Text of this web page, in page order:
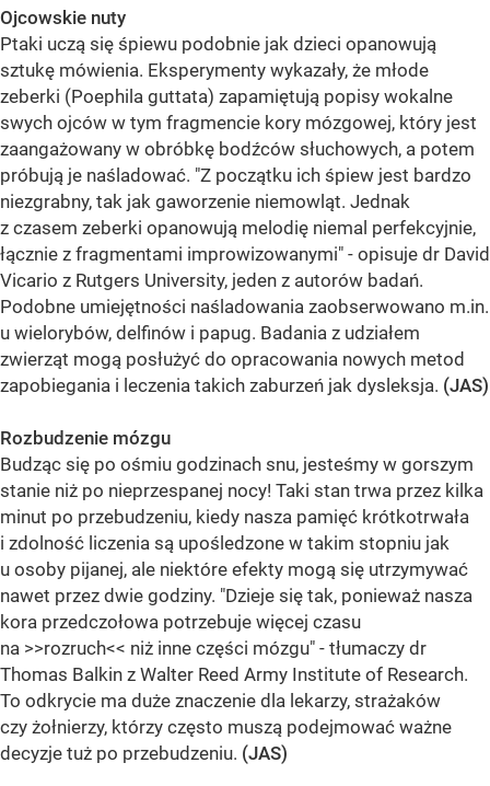
Ojcowskie nuty
Ptaki uczą się śpiewu podobnie jak dzieci opanowują
sztukę mówienia. Eksperymenty wykazały, że młode
zeberki (Poephila guttata) zapamiętują popisy wokalne
swych ojców w tym fragmencie kory mózgowej, który jest
zaangażowany w obróbkę bodźców słuchowych, a potem
próbują je naśladować. "Z początku ich śpiew jest bardzo
niezgrabny, tak jak gaworzenie niemowląt. Jednak
z czasem zeberki opanowują melodię niemal perfekcyjnie,
łącznie z fragmentami improwizowanymi" - opisuje dr David
Vicario z Rutgers University, jeden z autorów badań.
Podobne umiejętności naśladowania zaobserwowano m.in.
u wielorybów, delfinów i papug. Badania z udziałem
zwierząt mogą posłużyć do opracowania nowych metod
zapobiegania i leczenia takich zaburzeń jak dysleksja. (JAS)
Rozbudzenie mózgu
Budząc się po ośmiu godzinach snu, jesteśmy w gorszym
stanie niż po nieprzespanej nocy! Taki stan trwa przez kilka
minut po przebudzeniu, kiedy nasza pamięć krótkotrwała
i zdolność liczenia są upośledzone w takim stopniu jak
u osoby pijanej, ale niektóre efekty mogą się utrzymywać
nawet przez dwie godziny. "Dzieje się tak, ponieważ nasza
kora przedczołowa potrzebuje więcej czasu
na >>rozruch<< niż inne części mózgu" - tłumaczy dr
Thomas Balkin z Walter Reed Army Institute of Research.
To odkrycie ma duże znaczenie dla lekarzy, strażaków
czy żołnierzy, którzy często muszą podejmować ważne
decyzje tuż po przebudzeniu. (JAS)